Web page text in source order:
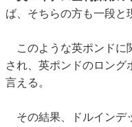
ば、そちらの方も一段と
このような英ポンドに
され、英ポンドのロング
言える。
その結果、ドルインデ